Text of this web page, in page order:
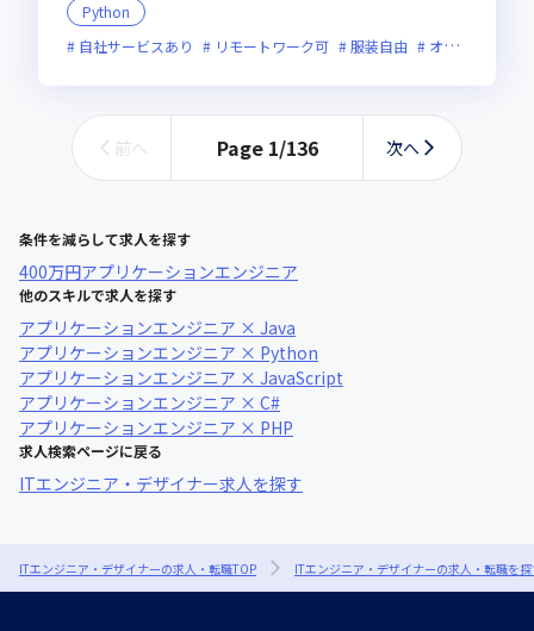
Python
自社サービスあり
リモートワーク可 服装自由 オンライン選考可
前へ Page 1/136 次へ
条件を減らして求人を探す
400万円アプリケーションエンジニア
他のスキルで求人を探す
アプリケーションエンジニア × Java
アプリケーションエンジニア × Python
アプリケーションエンジニア × JavaScript
アプリケーションエンジニア × C#
アプリケーションエンジニア × PHP
求人検索ページに戻る
ITエンジニア・デザイナー求人を探す
ITエンジニア・デザイナーの求人・転職TOP ITエンジニア・デザイナーの求人・転職を